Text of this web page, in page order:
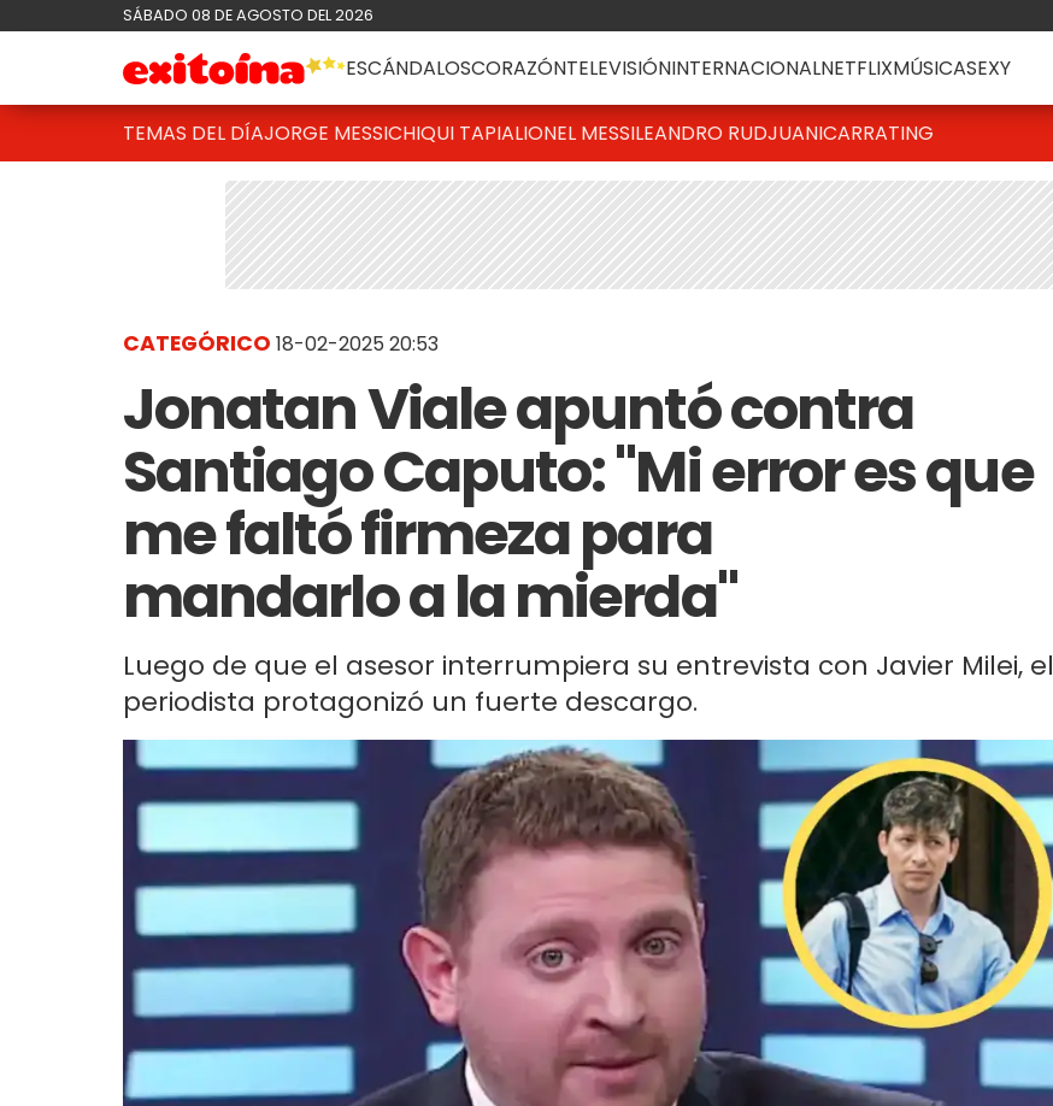
SÁBADO 08 DE AGOSTO DEL 2026
ESCÁNDALOSCORAZÓNTELEVISIÓNINTERNACIONALNETFLIXMÚSICASEXY
TEMAS DEL DÍAJORGE MESSICHIQUI TAPIALIONEL MESSILEANDRO RUDJUANICARRATING
CATEGÓRICO 18-02-2025 20:53
Jonatan Viale apuntó contra
Santiago Caputo: "Mi error es que
me faltó firmeza para
mandarlo a la mierda"
Luego de que el asesor interrumpiera su entrevista con Javier Milei, el
periodista protagonizó un fuerte descargo.